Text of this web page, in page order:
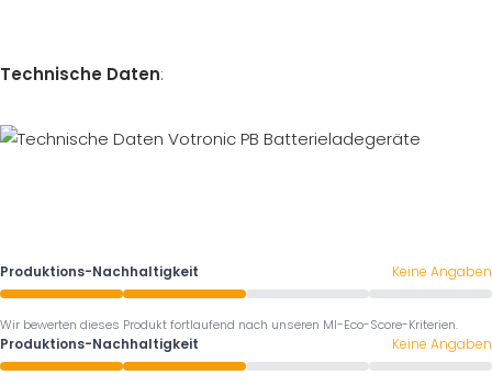
Technische Daten:
Produktions-Nachhaltigkeit Keine Angaben
Wir bewerten dieses Produkt fortlaufend nach unseren MI-Eco-Score-Kriterien.
Produktions-Nachhaltigkeit Keine Angaben